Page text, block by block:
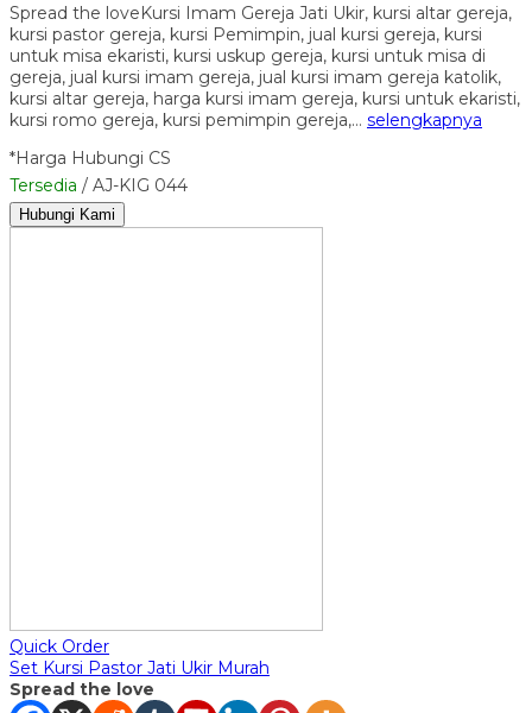
Spread the loveKursi Imam Gereja Jati Ukir, kursi altar gereja,
kursi pastor gereja, kursi Pemimpin, jual kursi gereja, kursi
untuk misa ekaristi, kursi uskup gereja, kursi untuk misa di
gereja, jual kursi imam gereja, jual kursi imam gereja katolik,
kursi altar gereja, harga kursi imam gereja, kursi untuk ekaristi,
kursi romo gereja, kursi pemimpin gereja,… selengkapnya
*Harga Hubungi CS
Tersedia / AJ-KIG 044
Hubungi Kami
Quick Order
Set Kursi Pastor Jati Ukir Murah
Spread the love